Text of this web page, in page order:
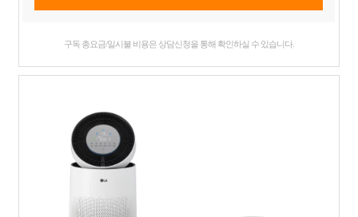
구독 총요금/일시불 비용은 상담신청을 통해 확인하실 수 있습니다.